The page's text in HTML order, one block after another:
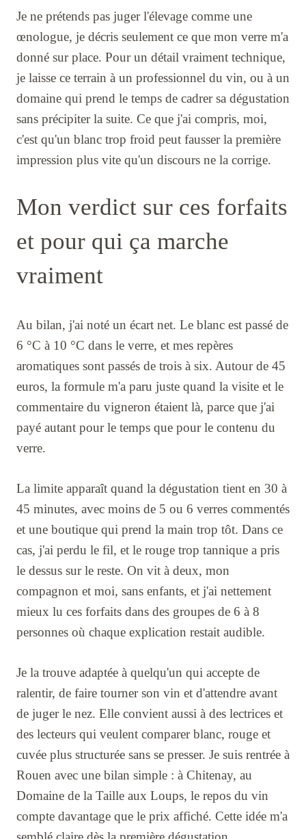
Je ne prétends pas juger l'élevage comme une
œnologue, je décris seulement ce que mon verre m'a
donné sur place. Pour un détail vraiment technique,
je laisse ce terrain à un professionnel du vin, ou à un
domaine qui prend le temps de cadrer sa dégustation
sans précipiter la suite. Ce que j'ai compris, moi,
c'est qu'un blanc trop froid peut fausser la première
impression plus vite qu'un discours ne la corrige.
Mon verdict sur ces forfaits
et pour qui ça marche
vraiment
Au bilan, j'ai noté un écart net. Le blanc est passé de
6 °C à 10 °C dans le verre, et mes repères
aromatiques sont passés de trois à six. Autour de 45
euros, la formule m'a paru juste quand la visite et le
commentaire du vigneron étaient là, parce que j'ai
payé autant pour le temps que pour le contenu du
verre.
La limite apparaît quand la dégustation tient en 30 à
45 minutes, avec moins de 5 ou 6 verres commentés
et une boutique qui prend la main trop tôt. Dans ce
cas, j'ai perdu le fil, et le rouge trop tannique a pris
le dessus sur le reste. On vit à deux, mon
compagnon et moi, sans enfants, et j'ai nettement
mieux lu ces forfaits dans des groupes de 6 à 8
personnes où chaque explication restait audible.
Je la trouve adaptée à quelqu'un qui accepte de
ralentir, de faire tourner son vin et d'attendre avant
de juger le nez. Elle convient aussi à des lectrices et
des lecteurs qui veulent comparer blanc, rouge et
cuvée plus structurée sans se presser. Je suis rentrée à
Rouen avec une bilan simple : à Chitenay, au
Domaine de la Taille aux Loups, le repos du vin
compte davantage que le prix affiché. Cette idée m'a